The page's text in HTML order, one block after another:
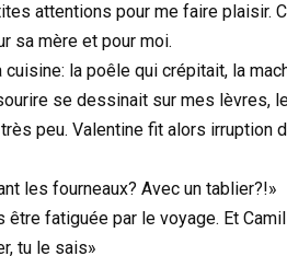
attentions pour me faire plaisir.
sa mère et pour moi.
la poêle qui crépitait, la
se dessinait sur mes lèvres,
peu. Valentine fit alors irruption
les fourneaux? Avec un tablier?!»
être fatiguée par le voyage. Et
tu le sais»